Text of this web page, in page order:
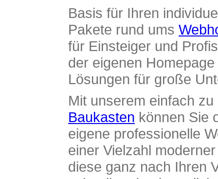
Basis für Ihren
Pakete rund ums
für Einsteiger und
der eigenen
Lösungen für große
Mit unserem einfach
Baukasten können Sie
eigene professionelle
einer Vielzahl
diese ganz nach Ihren